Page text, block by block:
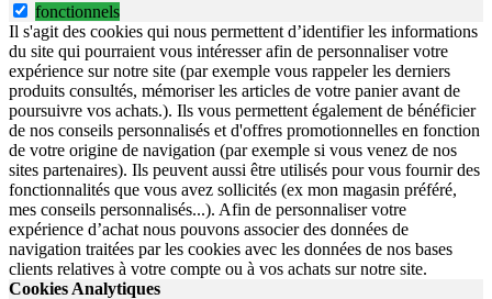
fonctionnels
Il s'agit des cookies qui nous permettent d’identifier les informations
du site qui pourraient vous intéresser afin de personnaliser votre
expérience sur notre site (par exemple vous rappeler les derniers
produits consultés, mémoriser les articles de votre panier avant de
poursuivre vos achats.). Ils vous permettent également de bénéficier
de nos conseils personnalisés et d'offres promotionnelles en fonction
de votre origine de navigation (par exemple si vous venez de nos
sites partenaires). Ils peuvent aussi être utilisés pour vous fournir des
fonctionnalités que vous avez sollicités (ex mon magasin préféré,
mes conseils personnalisés...). Afin de personnaliser votre
expérience d’achat nous pouvons associer des données de
navigation traitées par les cookies avec les données de nos bases
clients relatives à votre compte ou à vos achats sur notre site.
Cookies Analytiques